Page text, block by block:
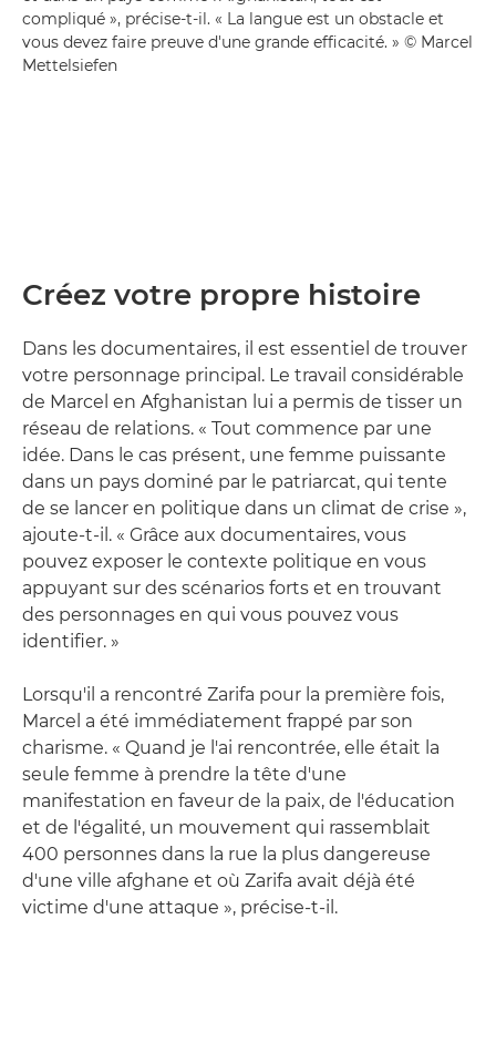
compliqué », précise-t-il. « La langue est un obstacle et
vous devez faire preuve d'une grande efficacité. » © Marcel
Mettelsiefen
Créez votre propre histoire
Dans les documentaires, il est essentiel de trouver
votre personnage principal. Le travail considérable
de Marcel en Afghanistan lui a permis de tisser un
réseau de relations. « Tout commence par une
idée. Dans le cas présent, une femme puissante
dans un pays dominé par le patriarcat, qui tente
de se lancer en politique dans un climat de crise »,
ajoute-t-il. « Grâce aux documentaires, vous
pouvez exposer le contexte politique en vous
appuyant sur des scénarios forts et en trouvant
des personnages en qui vous pouvez vous
identifier. »
Lorsqu'il a rencontré Zarifa pour la première fois,
Marcel a été immédiatement frappé par son
charisme. « Quand je l'ai rencontrée, elle était la
seule femme à prendre la tête d'une
manifestation en faveur de la paix, de l'éducation
et de l'égalité, un mouvement qui rassemblait
400 personnes dans la rue la plus dangereuse
d'une ville afghane et où Zarifa avait déjà été
victime d'une attaque », précise-t-il.